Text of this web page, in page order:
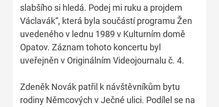
slabšího si hledá. Podej mi ruku a projdem
Václavák“, která byla součástí programu Žen
uvedeného v lednu 1989 v Kulturním domě
Opatov. Záznam tohoto koncertu byl
uveřejněn v Originálním Videojournalu č. 4.
Zdeněk Novák patřil k návštěvníkům bytu
rodiny Němcových v Ječné ulici. Podílel se na